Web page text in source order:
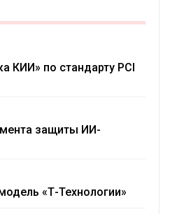
КИИ» по стандарту PCI
защиты ИИ-
«Т-Технологии»